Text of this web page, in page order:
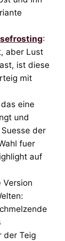
:
aber Lust
ist diese
mit
eine
und
der
fuer
auf
Version
der Teig